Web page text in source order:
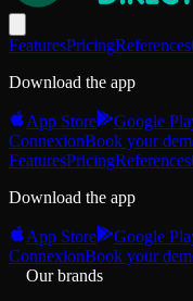
FeaturesPricingReferences
Download the app
App Store
Google
ConnexionBook your
FeaturesPricingReferences
Download the app
App Store
Google
ConnexionBook your
Our brands